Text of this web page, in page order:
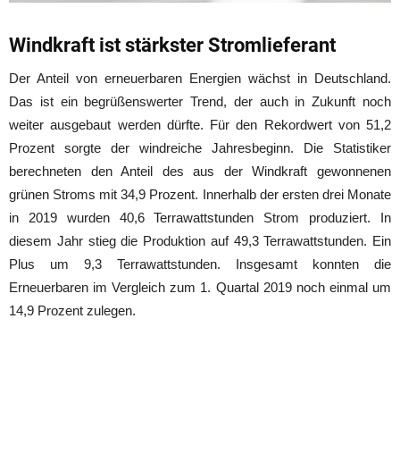
Windkraft ist stärkster Stromlieferant
Der Anteil von erneuerbaren Energien wächst in Deutschland.
Das ist ein begrüßenswerter Trend, der auch in Zukunft noch
weiter ausgebaut werden dürfte. Für den Rekordwert von 51,2
Prozent sorgte der windreiche Jahresbeginn. Die Statistiker
berechneten den Anteil des aus der Windkraft gewonnenen
grünen Stroms mit 34,9 Prozent. Innerhalb der ersten drei Monate
in 2019 wurden 40,6 Terrawattstunden Strom produziert. In
diesem Jahr stieg die Produktion auf 49,3 Terrawattstunden. Ein
Plus um 9,3 Terrawattstunden. Insgesamt konnten die
Erneuerbaren im Vergleich zum 1. Quartal 2019 noch einmal um
14,9 Prozent zulegen.